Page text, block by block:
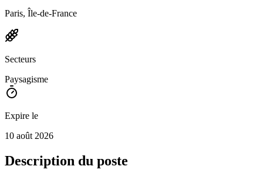
Paris, Île-de-France
Secteurs
Paysagisme
Expire le
10 août 2026
Description du poste